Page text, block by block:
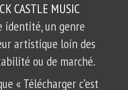
CASTLE MUSIC
identité, un genre
artistique loin des
ou de marché.
« Télécharger c’est